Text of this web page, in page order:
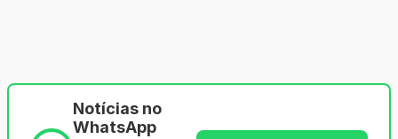
Notícias no
WhatsApp